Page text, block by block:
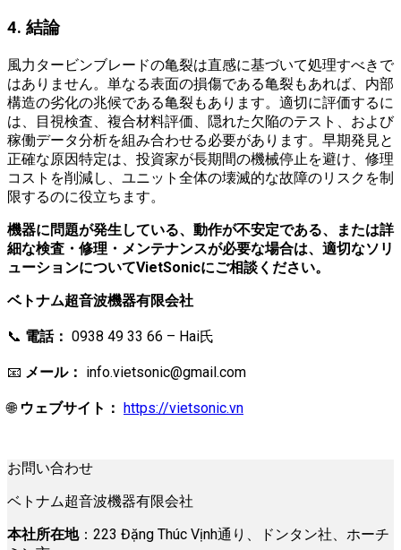
4. 結論
風力タービンブレードの亀裂は直感に基づいて処理すべきで
はありません。単なる表面の損傷である亀裂もあれば、内部
構造の劣化の兆候である亀裂もあります。適切に評価するに
は、目視検査、複合材料評価、隠れた欠陥のテスト、および
稼働データ分析を組み合わせる必要があります。早期発見と
正確な原因特定は、投資家が長期間の機械停止を避け、修理
コストを削減し、ユニット全体の壊滅的な故障のリスクを制
限するのに役立ちます。
機器に問題が発生している、動作が不安定である、または詳
細な検査・修理・メンテナンスが必要な場合は、適切なソリ
ューションについてVietSonicにご相談ください。
ベトナム超音波機器有限会社
📞 電話： 0938 49 33 66 – Hai氏
📧 メール： info.vietsonic@gmail.com
🌐 ウェブサイト： https://vietsonic.vn
お問い合わせ
ベトナム超音波機器有限会社
本社所在地：223 Đặng Thúc Vịnh通り、ドンタン社、ホーチ